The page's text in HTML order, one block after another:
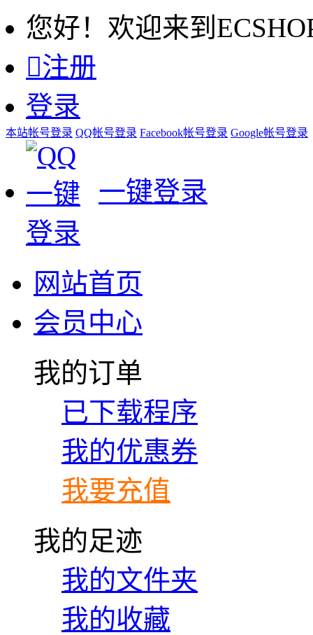
您好！欢迎来到
注册
登录
本站帐号登录 QQ帐号登录 Facebook帐号登录 Google帐号登录
一键登录
网站首页
会员中心
我的订单
已下载程序
我的优惠券
我要充值
我的足迹
我的文件夹
我的收藏